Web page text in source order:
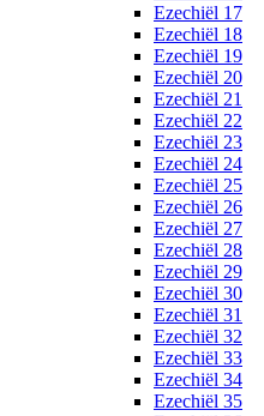
Ezechiël 17
Ezechiël 18
Ezechiël 19
Ezechiël 20
Ezechiël 21
Ezechiël 22
Ezechiël 23
Ezechiël 24
Ezechiël 25
Ezechiël 26
Ezechiël 27
Ezechiël 28
Ezechiël 29
Ezechiël 30
Ezechiël 31
Ezechiël 32
Ezechiël 33
Ezechiël 34
Ezechiël 35